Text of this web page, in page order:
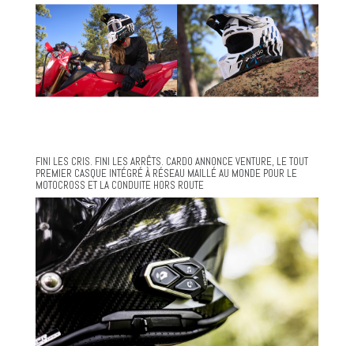
FINI LES CRIS. FINI LES ARRÊTS. CARDO ANNONCE VENTURE, LE TOUT
PREMIER CASQUE INTÉGRÉ À RÉSEAU MAILLÉ AU MONDE POUR LE
MOTOCROSS ET LA CONDUITE HORS ROUTE